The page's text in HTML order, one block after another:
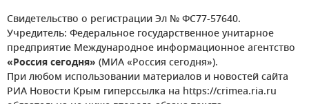
Свидетельство о регистрации Эл № ФС77-57640.
Учредитель: Федеральное государственное унитарное
предприятие Международное информационное агентство
«Россия сегодня» (МИА «Россия сегодня»).
При любом использовании материалов и новостей сайта
РИА Новости Крым гиперссылка на https://crimea.ria.ru